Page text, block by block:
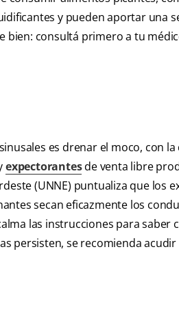
y pueden aportar una
bien: consultá primero a tu
es drenar el moco, con
expectorantesde venta libre
(UNNE) puntualiza que los
secan eficazmente los
las instrucciones para saber
persisten, se recomienda